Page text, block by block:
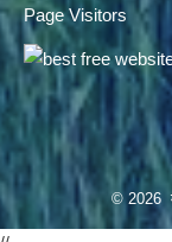
Page Visitors
© 2026